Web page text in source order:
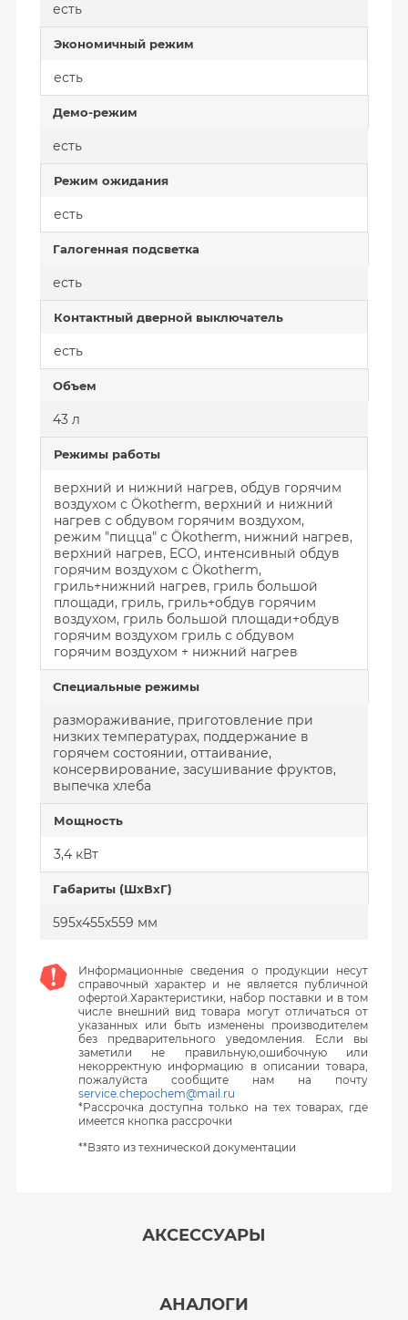
есть
Экономичный режим
есть
Демо-режим
есть
Режим ожидания
есть
Галогенная подсветка
есть
Контактный дверной выключатель
есть
Объем
43 л
Режимы работы
верхний и нижний нагрев, обдув горячим
воздухом с Ökotherm, верхний и нижний
нагрев с обдувом горячим воздухом,
режим "пицца" с Ökotherm, нижний нагрев,
верхний нагрев, ECO, интенсивный обдув
горячим воздухом с Ökotherm,
гриль+нижний нагрев, гриль большой
площади, гриль, гриль+обдув горячим
воздухом, гриль большой площади+обдув
горячим воздухом гриль с обдувом
горячим воздухом + нижний нагрев
Специальные режимы
размораживание, приготовление при
низких температурах, поддержание в
горячем состоянии, оттаивание,
консервирование, засушивание фруктов,
выпечка хлеба
Мощность
3,4 кВт
Габариты (ШхВхГ)
595х455х559 мм
Информационные сведения о продукции несут
справочный характер и не является публичной
офертой.Характеристики, набор поставки и в том
числе внешний вид товара могут отличаться от
указанных или быть изменены производителем
без предварительного уведомления. Если вы
заметили не правильную,ошибочную или
некорректную информацию в описании товара,
пожалуйста сообщите нам на почту
service.chepochem@mail.ru
*Рассрочка доступна только на тех товарах, где
имеется кнопка рассрочки
**Взято из технической документации
АКСЕССУАРЫ
АНАЛОГИ